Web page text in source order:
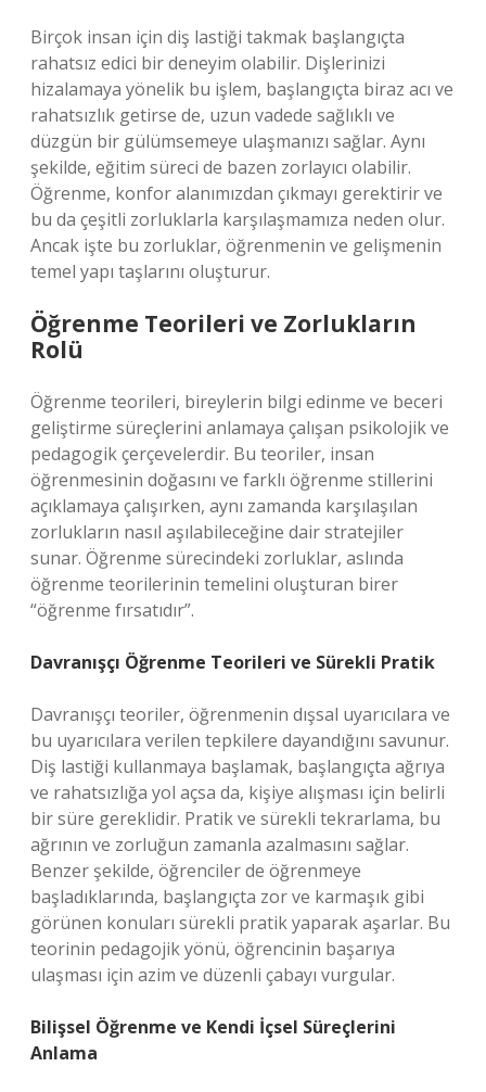
Birçok insan için diş lastiği takmak başlangıçta
rahatsız edici bir deneyim olabilir. Dişlerinizi
hizalamaya yönelik bu işlem, başlangıçta biraz acı ve
rahatsızlık getirse de, uzun vadede sağlıklı ve
düzgün bir gülümsemeye ulaşmanızı sağlar. Aynı
şekilde, eğitim süreci de bazen zorlayıcı olabilir.
Öğrenme, konfor alanımızdan çıkmayı gerektirir ve
bu da çeşitli zorluklarla karşılaşmamıza neden olur.
Ancak işte bu zorluklar, öğrenmenin ve gelişmenin
temel yapı taşlarını oluşturur.
Öğrenme Teorileri ve Zorlukların
Rolü
Öğrenme teorileri, bireylerin bilgi edinme ve beceri
geliştirme süreçlerini anlamaya çalışan psikolojik ve
pedagogik çerçevelerdir. Bu teoriler, insan
öğrenmesinin doğasını ve farklı öğrenme stillerini
açıklamaya çalışırken, aynı zamanda karşılaşılan
zorlukların nasıl aşılabileceğine dair stratejiler
sunar. Öğrenme sürecindeki zorluklar, aslında
öğrenme teorilerinin temelini oluşturan birer
“öğrenme fırsatıdır”.
Davranışçı Öğrenme Teorileri ve Sürekli Pratik
Davranışçı teoriler, öğrenmenin dışsal uyarıcılara ve
bu uyarıcılara verilen tepkilere dayandığını savunur.
Diş lastiği kullanmaya başlamak, başlangıçta ağrıya
ve rahatsızlığa yol açsa da, kişiye alışması için belirli
bir süre gereklidir. Pratik ve sürekli tekrarlama, bu
ağrının ve zorluğun zamanla azalmasını sağlar.
Benzer şekilde, öğrenciler de öğrenmeye
başladıklarında, başlangıçta zor ve karmaşık gibi
görünen konuları sürekli pratik yaparak aşarlar. Bu
teorinin pedagojik yönü, öğrencinin başarıya
ulaşması için azim ve düzenli çabayı vurgular.
Bilişsel Öğrenme ve Kendi İçsel Süreçlerini
Anlama